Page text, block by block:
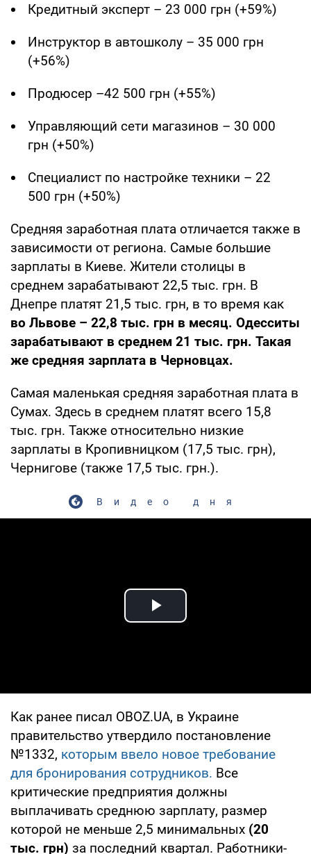
Кредитный эксперт – 23 000 грн (+59%)
Инструктор в автошколу – 35 000 грн
(+56%)
Продюсер –42 500 грн (+55%)
Управляющий сети магазинов – 30 000
грн (+50%)
Специалист по настройке техники – 22
500 грн (+50%)
Средняя заработная плата отличается также в
зависимости от региона. Самые большие
зарплаты в Киеве. Жители столицы в
среднем зарабатывают 22,5 тыс. грн. В
Днепре платят 21,5 тыс. грн, в то время как
во Львове – 22,8 тыс. грн в месяц. Одесситы
зарабатывают в среднем 21 тыс. грн. Такая
же средняя зарплата в Черновцах.
Самая маленькая средняя заработная плата в
Сумах. Здесь в среднем платят всего 15,8
тыс. грн. Также относительно низкие
зарплаты в Кропивницком (17,5 тыс. грн),
Чернигове (также 17,5 тыс. грн.).
Видео дня
Play Video
Как ранее писал OBOZ.UA, в Украине
правительство утвердило постановление
№1332, которым ввело новое требование
для бронирования сотрудников. Все
критические предприятия должны
выплачивать среднюю зарплату, размер
которой не меньше 2,5 минимальных (20
тыс. грн) за последний квартал. Работники-